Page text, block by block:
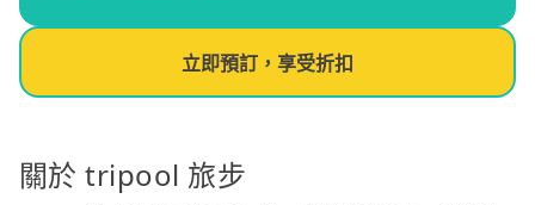
立即預訂，享受折扣
關於 tripool 旅步